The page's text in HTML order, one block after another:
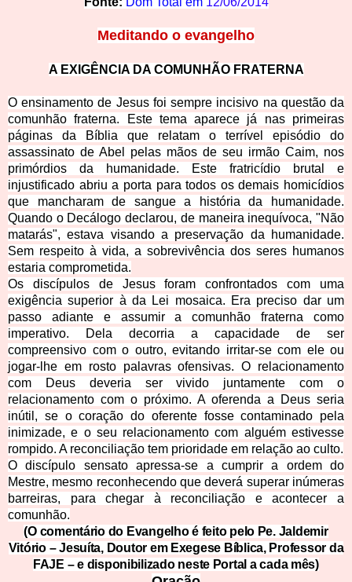
Meditando o evangelho
A EXIGÊNCIA DA COMUNHÃO FRATERNA
O ensinamento de Jesus foi sempre incisivo na questão da
comunhão fraterna. Este tema aparece já nas primeiras
páginas da Bíblia que relatam o terrível episódio do
assassinato de Abel pelas mãos de seu irmão Caim, nos
primórdios da humanidade. Este fratricídio brutal e
injustificado abriu a porta para todos os demais homicídios
que mancharam de sangue a história da humanidade.
Quando o Decálogo declarou, de maneira inequívoca, "Não
matarás", estava visando a preservação da humanidade.
Sem respeito à vida, a sobrevivência dos seres humanos
estaria comprometida.
Os discípulos de Jesus foram confrontados com uma
exigência superior à da Lei mosaica. Era preciso dar um
passo adiante e assumir a comunhão fraterna como
imperativo. Dela decorria a capacidade de ser
compreensivo com o outro, evitando irritar-se com ele ou
jogar-lhe em rosto palavras ofensivas. O relacionamento
com Deus deveria ser vivido juntamente com o
relacionamento com o próximo. A oferenda a Deus seria
inútil, se o coração do oferente fosse contaminado pela
inimizade, e o seu relacionamento com alguém estivesse
rompido. A reconciliação tem prioridade em relação ao culto.
O discípulo sensato apressa-se a cumprir a ordem do
Mestre, mesmo reconhecendo que deverá superar inúmeras
barreiras, para chegar à reconciliação e acontecer a
comunhão.
(O comentário do Evangelho é feito pelo Pe. Jaldemir
Vitório – Jesuíta, Doutor em Exegese Bíblica, Professor da
FAJE – e disponibilizado neste Portal a cada mês)